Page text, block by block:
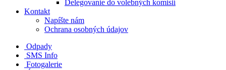
Delegovanie do volebných komisií
Kontakt
Napíšte nám
Ochrana osobných údajov
Odpady
SMS Info
Fotogalerie